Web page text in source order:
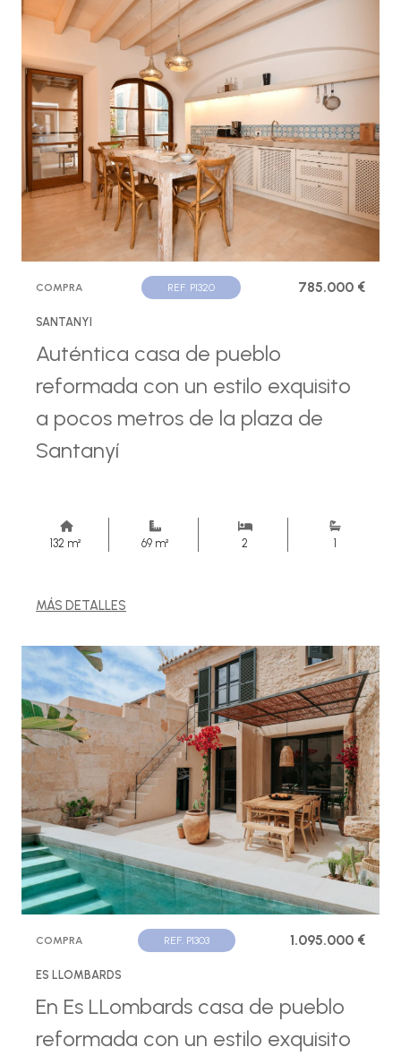
COMPRA REF. P1320 785.000 €
SANTANYI
Auténtica casa de pueblo
reformada con un estilo exquisito
a pocos metros de la plaza de
Santanyí
132 m² 69 m² 2 1
MÁS DETALLES
COMPRA REF. P1303 1.095.000 €
ES LLOMBARDS
En Es LLombards casa de pueblo
reformada con un estilo exquisito